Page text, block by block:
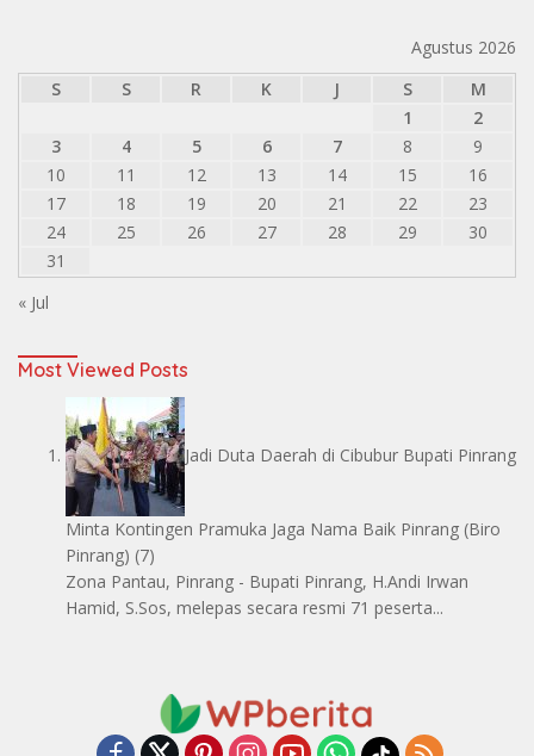
Agustus 2026
S
S R K J S
M
1
2
3
4 5 6 7 8
9
10
11 12 13 14 15
16
17
18 19 20 21 22
23
24
25 26 27 28 29
30
31
« Jul
Most Viewed Posts
Jadi Duta Daerah di Cibubur Bupati Pinrang
Minta Kontingen Pramuka Jaga Nama Baik Pinrang (Biro
Pinrang) (7)
Zona Pantau, Pinrang - Bupati Pinrang, H.Andi Irwan
Hamid, S.Sos, melepas secara resmi 71 peserta...